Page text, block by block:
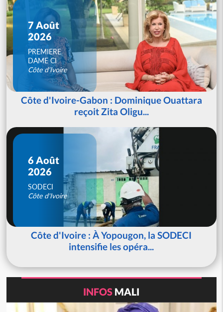
7 Août
2026
PREMIERE
DAME CI
Côte d'Ivoire
Côte d'Ivoire-Gabon : Dominique Ouattara
reçoit Zita Oligu...
6 Août
2026
SODECI
Côte d'Ivoire
Côte d'Ivoire : À Yopougon, la SODECI
intensifie les opéra...
INFOS MALI